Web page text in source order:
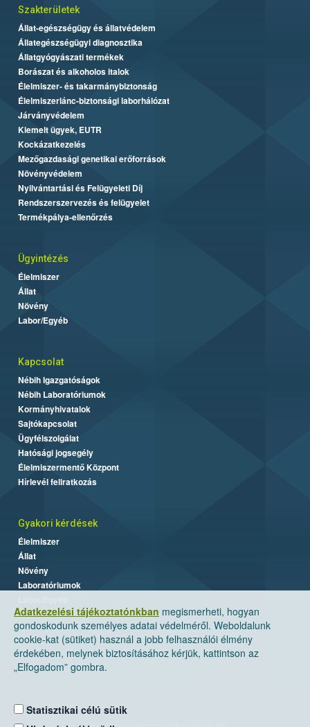
Adatkezelési tájékoztatónkban megismerheti, hogyan
gondoskodunk személyes adatai védelméről. Weboldalunk
cookie-kat (sütiket) használ a jobb felhasználói élmény
érdekében, melynek biztosításához kérjük, kattintson az
„Elfogadom” gombra.
Statisztikai célú sütik
Szakterületek
Állat-egészségügy és állatvédelem
Állategészségügyi diagnosztika
Állatgyógyászati termékek
Borászat és alkoholos italok
Élelmiszer- és takarmánybiztonság
Élelmiszerlánc-biztonsági laborhálózat
Járványvédelem
Kiemelt ügyek, EUTR
Kockázatkezelés
Mezőgazdasági genetikai erőforrások
Növényvédelem
Nyilvántartási és Felügyeleti Díj
Rendszerszervezés és felügyelet
Termékpálya-ellenőrzés
Ügyintézés
Élelmiszer
Állat
Növény
Labor/Egyéb
Kapcsolat
Nébih Igazgatóságok
Nébih Laboratóriumok
Kormányhivatalok
Sajtókapcsolat
Ügyfélszolgálat
Hatósági jogsegély
Élelmiszermentő Központ
Hírlevél feliratkozás
Gyakori kérdések
Élelmiszer
Állat
Növény
Laboratóriumok
Nemzeti Élelmiszerlánc-biztonsági Hivatal